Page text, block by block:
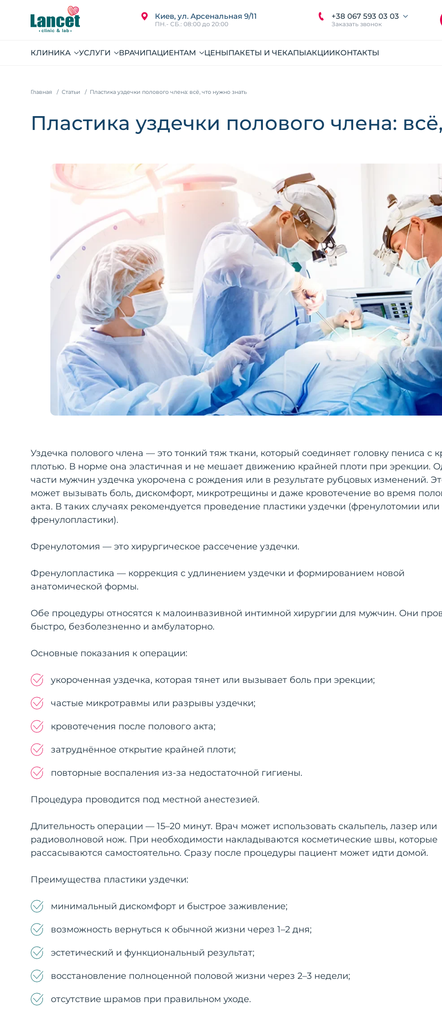
Киев, ул. Арсенальная 9/11
ПН.- СБ.: 08:00 до 20:00
+38 067 593 03 03
Заказать звонок
КЛИНИКА УСЛУГИ ВРАЧИПАЦИЕНТАМ ЦЕНЫПАКЕТЫ И ЧЕКАПЫАКЦИИКОНТАКТЫ
Главная Статьи Пластика уздечки полового члена: всё, что нужно знать
Пластика уздечки полового члена:
Уздечка полового члена — это тонкий тяж ткани, который соединяет головку пениса с
плотью. В норме она эластичная и не мешает движению крайней плоти при эрекции.
части мужчин уздечка укорочена с рождения или в результате рубцовых изменений.
может вызывать боль, дискомфорт, микротрещины и даже кровотечение во время
акта. В таких случаях рекомендуется проведение пластики уздечки (френулотомии или
френулопластики).
Френулотомия — это хирургическое рассечение уздечки.
Френулопластика — коррекция с удлинением уздечки и формированием новой
анатомической формы.
Обе процедуры относятся к малоинвазивной интимной хирургии для мужчин. Они
быстро, безболезненно и амбулаторно.
Основные показания к операции:
укороченная уздечка, которая тянет или вызывает боль при эрекции;
частые микротравмы или разрывы уздечки;
кровотечения после полового акта;
затруднённое открытие крайней плоти;
повторные воспаления из-за недостаточной гигиены.
Процедура проводится под местной анестезией.
Длительность операции — 15–20 минут. Врач может использовать скальпель, лазер или
радиоволновой нож. При необходимости накладываются косметические швы, которые
рассасываются самостоятельно. Сразу после процедуры пациент может идти домой.
Преимущества пластики уздечки:
минимальный дискомфорт и быстрое заживление;
возможность вернуться к обычной жизни через 1–2 дня;
эстетический и функциональный результат;
восстановление полноценной половой жизни через 2–3 недели;
отсутствие шрамов при правильном уходе.